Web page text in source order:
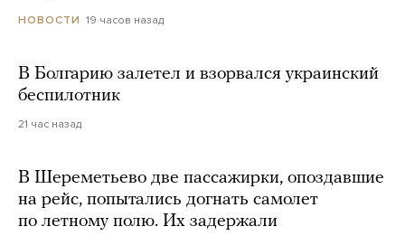
НОВОСТИ 19 часов назад
В Болгарию залетел и взорвался украинский
беспилотник
21 час назад
В Шереметьево две пассажирки, опоздавшие
на рейс, попытались догнать самолет
по летному полю. Их задержали